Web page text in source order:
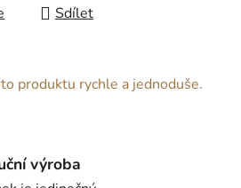
Sdílet
produktu rychle a jednoduše.
výroba